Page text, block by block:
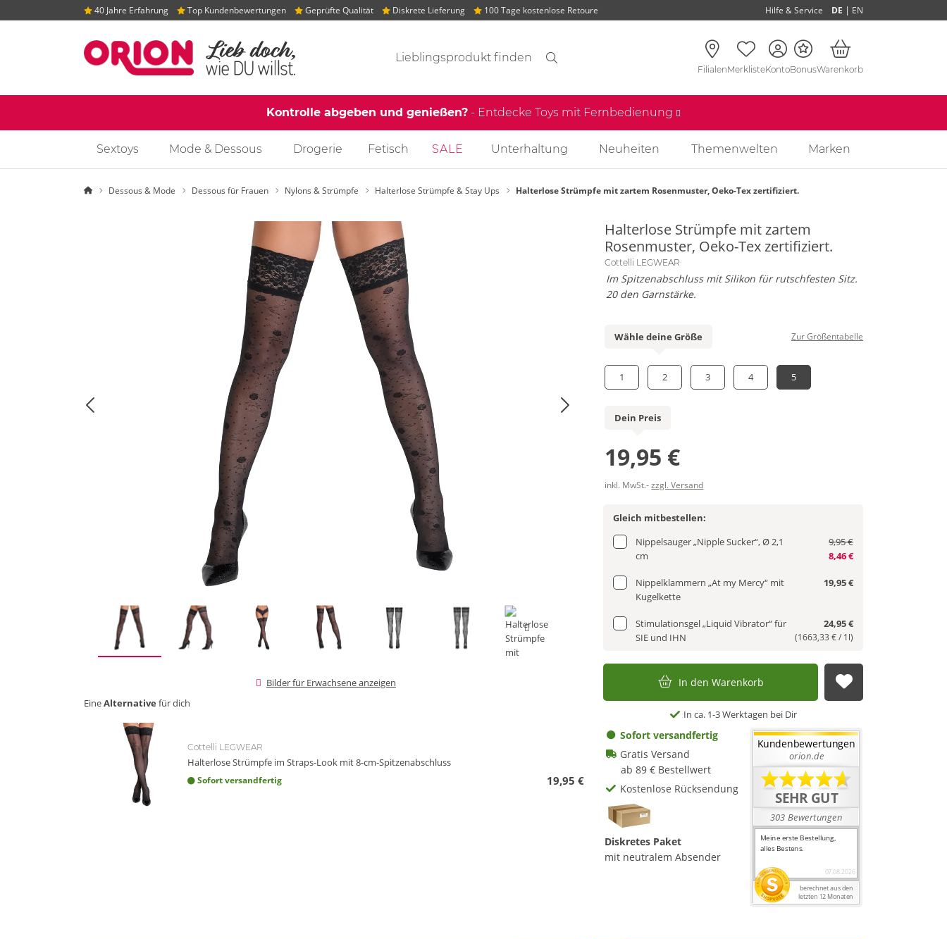
40 Jahre Erfahrung Top Kundenbewertungen Geprüfte Qualität Diskrete Lieferung 100 Tage kostenlose Retoure Hilfe & Service DE | EN
Suchvorschläge
FilialenMerklisteKontoBonusWarenkorb
Kontrolle abgeben und genießen? - Entdecke Toys mit Fernbedienung
Sextoys Mode & Dessous Drogerie Fetisch SALE Unterhaltung Neuheiten Themenwelten Marken
StartseiteDessous & Mode Dessous für Frauen Nylons & Strümpfe Halterlose Strümpfe & Stay Ups Halterlose Strümpfe mit zartem Rosenmuster, Oeko-Tex zertifiziert.
Bilder für Erwachsene anzeigen
EineAlternative für dich
Cottelli LEGWEAR
Halterlose Strümpfe im Straps-Look mit 8-cm-Spitzenabschluss
Sofort versandfertig 19,95 €
Halterlose Strümpfe mit zartem
Rosenmuster, Oeko-Tex zertifiziert.
Cottelli LEGWEAR
Im Spitzenabschluss mit Silikon für rutschfesten Sitz.
20 den Garnstärke.
Wähle deine Größe
1 2 3 4 5
Zur Größentabelle
Dein Preis
19,95 €
inkl. MwSt.-zzgl. Versand
Gleich mitbestellen:
Nippelsauger „Nipple Sucker“, Ø 2,1
cm
9,95 €
8,46 €
Nippelklammern „At my Mercy“ mit
Kugelkette
19,95 €
Stimulationsgel „Liquid Vibrator“ für
SIE und IHN
24,95 €
(1663,33 € / 1l)
In den Warenkorb Auf die
In ca. 1-3 Werktagen bei Dir
Sofort versandfertig
Gratis Versand
ab 89 € Bestellwert
Kostenlose Rücksendung
Diskretes Paket
mit neutralem Absender